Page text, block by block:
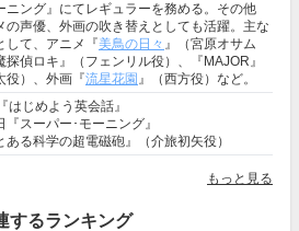
ニング』にてレギュラーを務める。その他
の声優、外画の吹き替えとしても活躍。主な
して、アニメ『美鳥の日々 』（宮原オサム
探偵ロキ』（フェンリル役）、『MAJOR』
役）、外画『流星花園 』（西方役）など。
はじめよう英会話』
『スーパー･モーニング』
ある科学の超電磁砲』（介旅初矢役）
もっと見る
するランキング